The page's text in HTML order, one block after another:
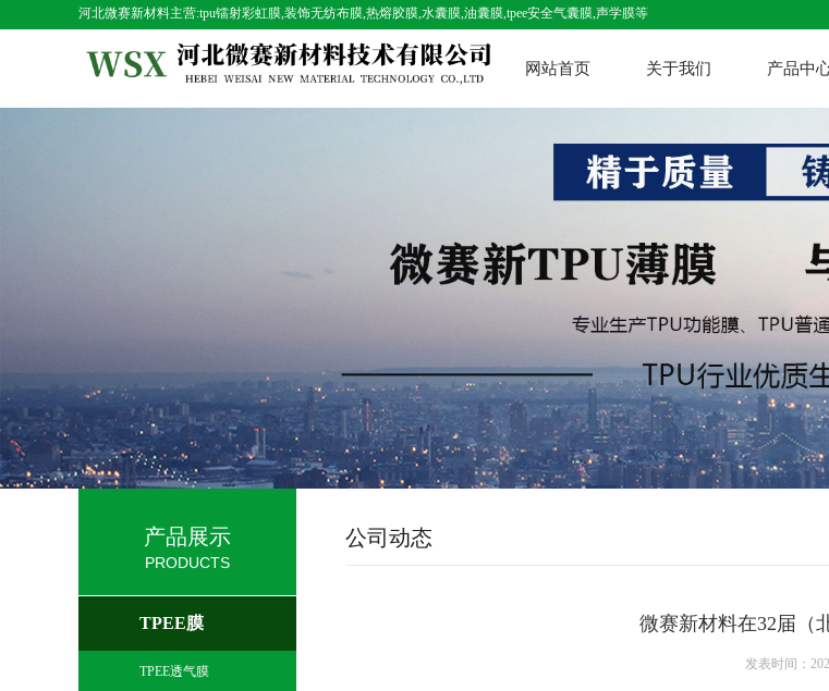
河北微赛新材料主营:tpu镭射彩虹膜,装饰无纺布膜,热熔胶膜,水囊膜,油囊膜,tpee安全气囊膜,声学膜等
网站首页 关于我们 产品中
产品展示
PRODUCTS
TPEE膜
TPEE透气膜
公司动态
微赛新材料在32届（
发表时间：